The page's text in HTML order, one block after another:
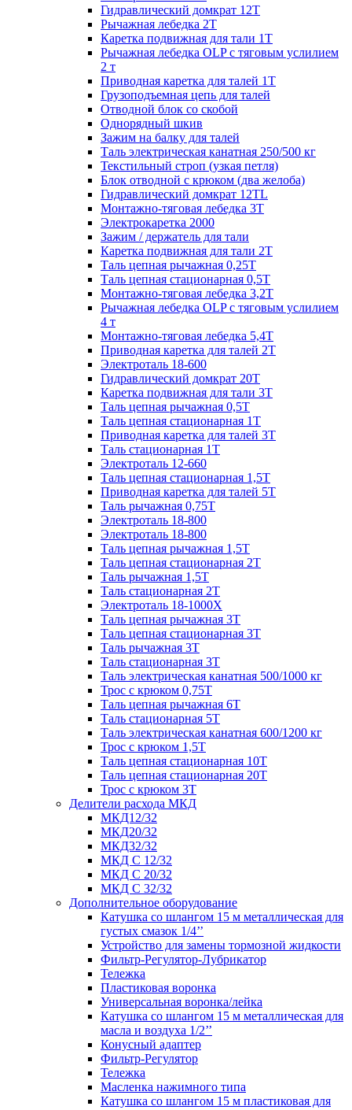
Гидравлический домкрат 12Т
Рычажная лебедка 2Т
Каретка подвижная для тали 1Т
Рычажная лебедка OLP с тяговым услилием
2 т
Приводная каретка для талей 1Т
Грузоподъемная цепь для талей
Отводной блок со скобой
Однорядный шкив
Зажим на балку для талей
Таль электрическая канатная 250/500 кг
Текстильный строп (узкая петля)
Блок отводной с крюком (два желоба)
Гидравлический домкрат 12TL
Монтажно-тяговая лебедка 3Т
Электрокаретка 2000
Зажим / держатель для тали
Каретка подвижная для тали 2Т
Таль цепная рычажная 0,25Т
Таль цепная стационарная 0,5Т
Монтажно-тяговая лебедка 3,2Т
Рычажная лебедка OLP с тяговым услилием
4 т
Монтажно-тяговая лебедка 5,4Т
Приводная каретка для талей 2Т
Электроталь 18-600
Гидравлический домкрат 20T
Каретка подвижная для тали 3Т
Таль цепная рычажная 0,5Т
Таль цепная стационарная 1Т
Приводная каретка для талей 3Т
Таль стационарная 1Т
Электроталь 12-660
Таль цепная стационарная 1,5Т
Приводная каретка для талей 5Т
Таль рычажная 0,75Т
Электроталь 18-800
Электроталь 18-800
Таль цепная рычажная 1,5Т
Таль цепная стационарная 2Т
Таль рычажная 1,5Т
Таль стационарная 2Т
Электроталь 18-1000X
Таль цепная рычажная 3Т
Таль цепная стационарная 3Т
Таль рычажная 3Т
Таль стационарная 3Т
Таль электрическая канатная 500/1000 кг
Трос с крюком 0,75Т
Таль цепная рычажная 6Т
Таль стационарная 5Т
Таль электрическая канатная 600/1200 кг
Трос с крюком 1,5Т
Таль цепная стационарная 10Т
Таль цепная стационарная 20Т
Трос с крюком 3Т
Делители расхода МКД
МКД12/32
МКД20/32
МКД32/32
МКД С 12/32
МКД С 20/32
МКД С 32/32
Дополнительное оборудование
Катушка со шлангом 15 м металлическая для
густых смазок 1/4’’
Устройство для замены тормозной жидкости
Фильтр-Регулятор-Лубрикатор
Тележка
Пластиковая воронка
Универсальная воронка/лейка
Катушка со шлангом 15 м металлическая для
масла и воздуха 1/2’’
Конусный адаптер
Фильтр-Регулятор
Тележка
Масленка нажимного типа
Катушка со шлангом 15 м пластиковая для